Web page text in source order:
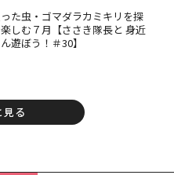
た虫・ゴマダラカミキリを探
しむ７月【ささき隊長と 身近
遊ぼう！＃30】
見る